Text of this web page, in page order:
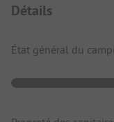
Détails
État général du